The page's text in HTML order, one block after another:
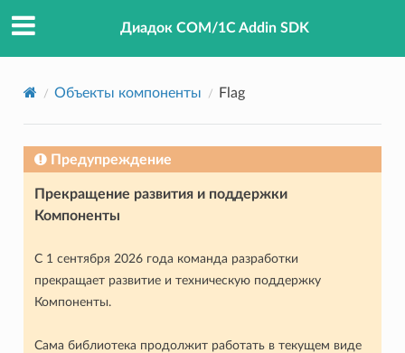
Диадок COM/1C Addin SDK
Объекты компоненты Flag
Предупреждение
Прекращение развития и поддержки
Компоненты
С 1 сентября 2026 года команда разработки
прекращает развитие и техническую поддержку
Компоненты.
Сама библиотека продолжит работать в текущем виде